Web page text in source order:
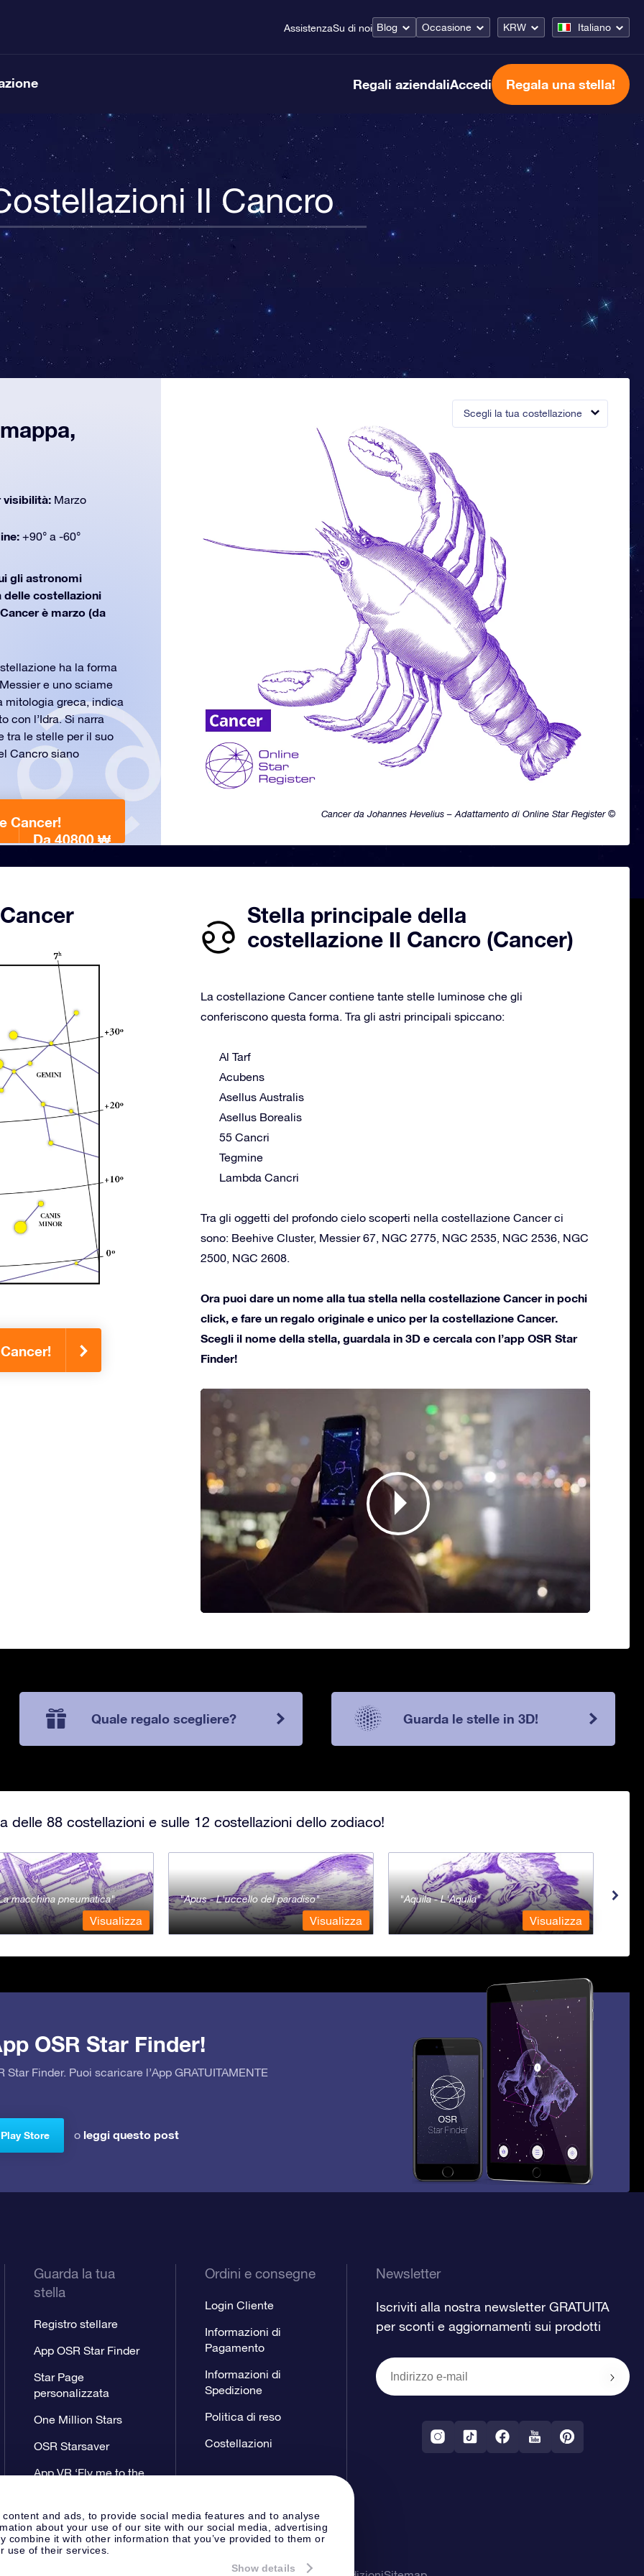
and ads, to provide social media features and to analyse
about your use of our site with our social media, advertising
combine it with other information that you’ve provided to them or
use of their services.
Show details
AssistenzaSu di noi Blog Occasione KRW Italiano
Regali aziendaliAccedi Regala una stella!
Il Cancro
Scegli la tua costellazione
Cancer da Johannes Hevelius – Adattamento di Online Star Register ©
visibilità: Marzo
+90° a -60°
gli astronomi
delle costellazioni
è marzo (da
ha la forma
e uno sciame
mitologia greca, indica
con l’Idra. Si narra
tra le stelle per il suo
Cancro siano
Cancer!
Da 40800 ₩
Stella principale della
costellazione Il Cancro (Cancer)
La costellazione Cancer contiene tante stelle luminose che gli
conferiscono questa forma. Tra gli astri principali spiccano:
Al Tarf
Acubens
Asellus Australis
Asellus Borealis
55 Cancri
Tegmine
Lambda Cancri
Tra gli oggetti del profondo cielo scoperti nella costellazione Cancer ci
sono: Beehive Cluster, Messier 67, NGC 2775, NGC 2535, NGC 2536, NGC
2500, NGC 2608.
Ora puoi dare un nome alla tua stella nella costellazione Cancer in pochi
click, e fare un regalo originale e unico per la costellazione Cancer.
Scegli il nome della stella, guardala in 3D e cercala con l’app OSR Star
Finder!
Quale regalo scegliere? Guarda le stelle in 3D!
delle 88 costellazioni e sulle 12 costellazioni dello zodiaco!
macchina pneumatica
Visualizza
Apus - L'uccello del paradiso
Visualizza
Aquila - L'Aquila
Visualizza
OSR Star Finder!
Finder. Puoi scaricare l’App GRATUITAMENTE
Store o leggi questo post
Guarda la tua
stella
Registro stellare
App OSR Star Finder
Star Page
personalizzata
One Million Stars
OSR Starsaver
App VR ‘Fly me to the
Ordini e consegne
Login Cliente
Informazioni di
Pagamento
Informazioni di
Spedizione
Politica di reso
Costellazioni
Newsletter
Iscriviti alla nostra newsletter GRATUITA
per sconti e aggiornamenti sui prodotti